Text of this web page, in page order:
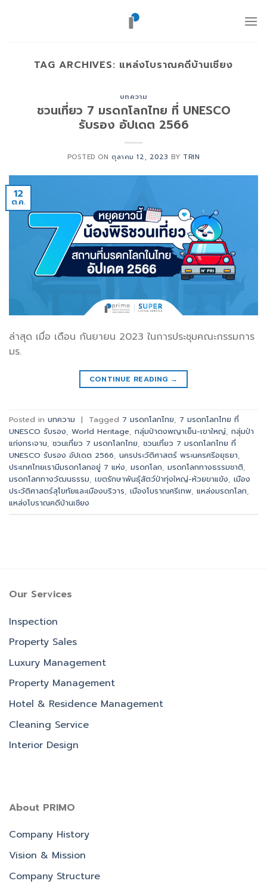
TAG ARCHIVES: แหล่งโบราณคดีบ้านเชียง
บทความ
ชวนเที่ยว 7 มรดกโลกไทย ที่ UNESCO
รับรอง อัปเดต 2566
POSTED ON ตุลาคม 12, 2023 BY TRIN
12
ต.ค.
ล่าสุด เมื่อ เดือน กันยายน 2023 ในการประชุมคณะกรรมการ
มร.
CONTINUE READING →
Posted in บทความ | Tagged 7 มรดกโลกไทย, 7 มรดกโลกไทย ที่
UNESCO รับรอง, World Heritage, กลุ่มป่าดงพญาเย็น-เขาใหญ่, กลุ่มป่า
แก่งกระจาน, ชวนเที่ยว 7 มรดกโลกไทย, ชวนเที่ยว 7 มรดกโลกไทย ที่
UNESCO รับรอง อัปเดต 2566, นครประวัติศาสตร์ พระนครศรีอยุธยา,
ประเทศไทยเรามีมรดกโลกอยู่ 7 แห่ง, มรดกโลก, มรดกโลกทางธรรมชาติ,
มรดกโลกทางวัฒนธรรม, เขตรักษาพันธุ์สัตว์ป่าทุ่งใหญ่-ห้วยขาแข้ง, เมือง
ประวัติศาสตร์สุโขทัยและเมืองบริวาร, เมืองโบราณศรีเทพ, แหล่งมรดกโลก,
แหล่งโบราณคดีบ้านเชียง
Our Services
Inspection
Property Sales
Luxury Management
Property Management
Hotel & Residence Management
Cleaning Service
Interior Design
About PRIMO
Company History
Vision & Mission
Company Structure